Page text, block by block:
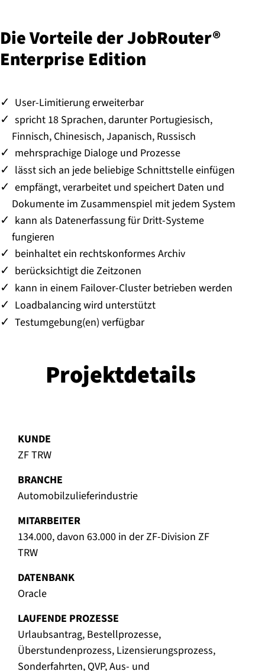
Die Vorteile der JobRouter®
Enterprise Edition
User-Limitierung erweiterbar
spricht 18 Sprachen, darunter Portugiesisch,
Finnisch, Chinesisch, Japanisch, Russisch
mehrsprachige Dialoge und Prozesse
lässt sich an jede beliebige Schnittstelle einfügen
empfängt, verarbeitet und speichert Daten und
Dokumente im Zusammenspiel mit jedem System
kann als Datenerfassung für Dritt-Systeme
fungieren
beinhaltet ein rechtskonformes Archiv
berücksichtigt die Zeitzonen
kann in einem Failover-Cluster betrieben werden
Loadbalancing wird unterstützt
Testumgebung(en) verfügbar
Pro­jekt­de­tails
KUNDE
ZF TRW
BRANCHE
Automobilzulieferindustrie
MITARBEITER
134.000, davon 63.000 in der ZF-Division ZF
TRW
DATENBANK
Oracle
LAUFENDE PROZESSE
Urlaubsantrag, Bestellprozesse,
Überstundenprozess, Lizensierungsprozess,
Sonderfahrten, QVP, Aus- und